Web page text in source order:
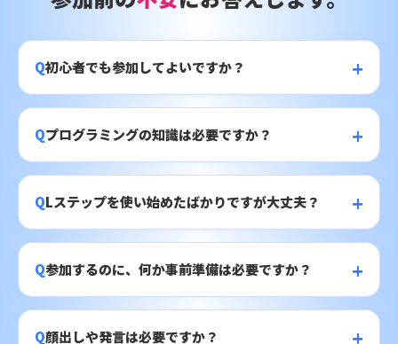
Q初心者でも参加してよいですか？
Qプログラミングの知識は必要ですか？
QLステップを使い始めたばかりですが大丈夫？
Q参加するのに、何か事前準備は必要ですか？
Q顔出しや発言は必要ですか？